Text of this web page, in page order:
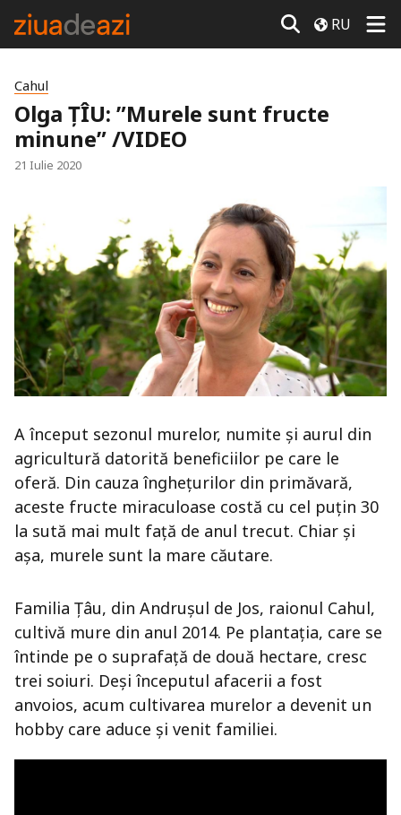
RU
Cahul
Olga ȚÎU: ”Murele sunt fructe
minune” /VIDEO
21 Iulie 2020
A început sezonul murelor, numite şi aurul din
agricultură datorită beneficiilor pe care le
oferă. Din cauza îngheţurilor din primăvară,
aceste fructe miraculoase costă cu cel puţin 30
la sută mai mult faţă de anul trecut. Chiar şi
aşa, murele sunt la mare căutare.
Familia Ţâu, din Andruşul de Jos, raionul Cahul,
cultivă mure din anul 2014. Pe plantaţia, care se
întinde pe o suprafaţă de două hectare, cresc
trei soiuri. Deşi începutul afacerii a fost
anvoios, acum cultivarea murelor a devenit un
hobby care aduce şi venit familiei.